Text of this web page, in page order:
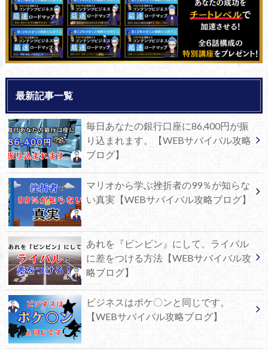
最新記事一覧
毎日あなたの銀行口座に86,400円が振
り込まれます。【WEBサバイバル攻略
ブログ】
マリオから学ぶ挫折者の99％が知らな
い真実【WEBサバイバル攻略ブログ】
あれを『ビンビン』にして、ライバル
に差をつける方法【WEBサバイバル攻
略ブログ】
ビジネスはポケ〇ンと同じです。
【WEBサバイバル攻略ブログ】